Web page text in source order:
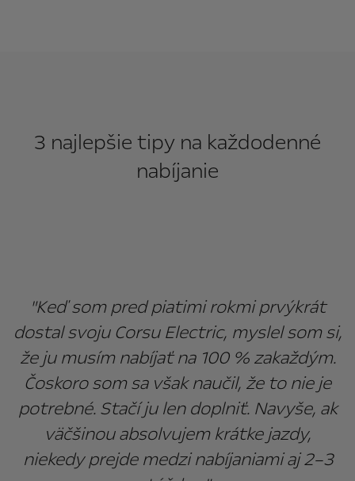
3 najlepšie tipy na každodenné
nabíjanie
"Keď som pred piatimi rokmi prvýkrát
dostal svoju Corsu Electric, myslel som si,
že ju musím nabíjať na 100 % zakaždým.
Čoskoro som sa však naučil, že to nie je
potrebné. Stačí ju len doplniť. Navyše, ak
väčšinou absolvujem krátke jazdy,
niekedy prejde medzi nabíjaniami aj 2–3